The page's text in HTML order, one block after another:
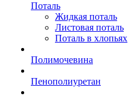
Поталь
Жидкая поталь
Листовая поталь
Поталь в хлопьях
Полимочевина
Пенополиуретан